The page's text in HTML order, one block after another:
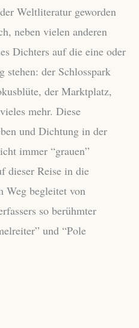
Weltliteratur geworden
neben vielen anderen
Dichters auf die eine oder
stehen: der Schlosspark
der Marktplatz,
mehr. Diese
und Dichtung in der
immer “grauen”
dieser Reise in die
Weg begleitet von
so berühmter
und “Pole